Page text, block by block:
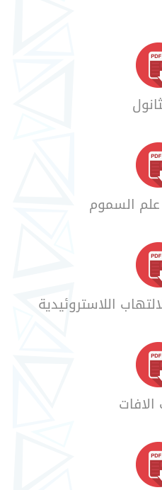
السموم
اللاستروئيدية